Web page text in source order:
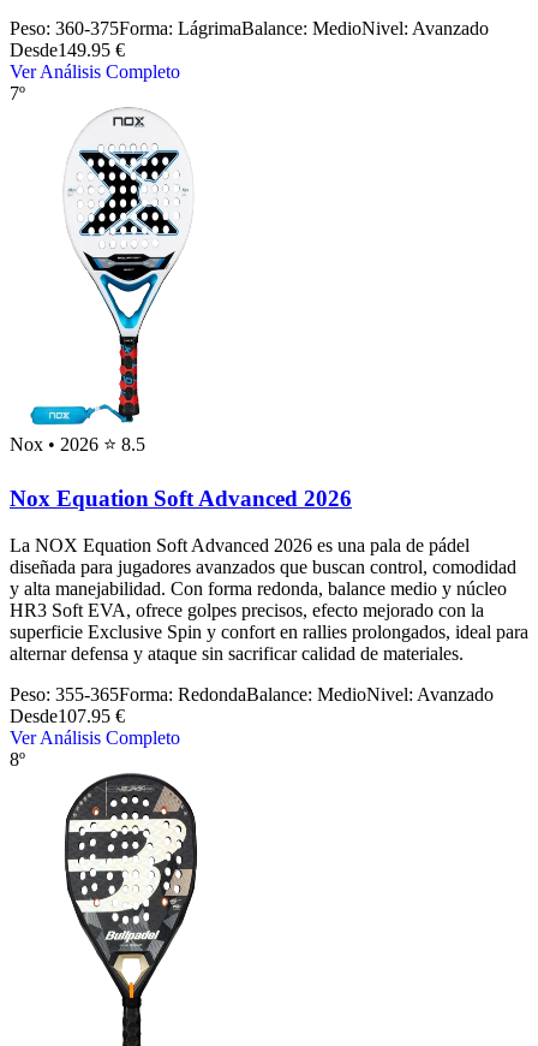
Peso: 360-375Forma: LágrimaBalance: MedioNivel: Avanzado
Desde149.95 €
Ver Análisis Completo
7º
Nox • 2026 ⭐ 8.5
Nox Equation Soft Advanced 2026
La NOX Equation Soft Advanced 2026 es una pala de pádel
diseñada para jugadores avanzados que buscan control, comodidad
y alta manejabilidad. Con forma redonda, balance medio y núcleo
HR3 Soft EVA, ofrece golpes precisos, efecto mejorado con la
superficie Exclusive Spin y confort en rallies prolongados, ideal para
alternar defensa y ataque sin sacrificar calidad de materiales.
Peso: 355-365Forma: RedondaBalance: MedioNivel: Avanzado
Desde107.95 €
Ver Análisis Completo
8º